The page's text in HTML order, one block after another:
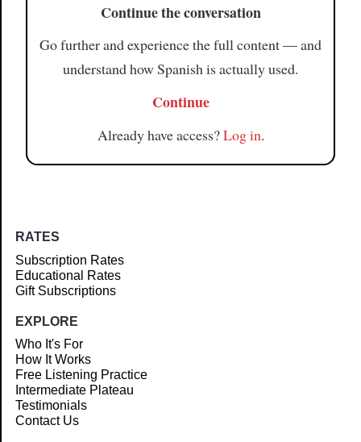
Continue the conversation
Go further and experience the full content — and
understand how Spanish is actually used.
Continue
Already have access?Log in.
RATES
Subscription Rates
Educational Rates
Gift Subscriptions
EXPLORE
Who It's For
How It Works
Free Listening Practice
Intermediate Plateau
Testimonials
Contact Us